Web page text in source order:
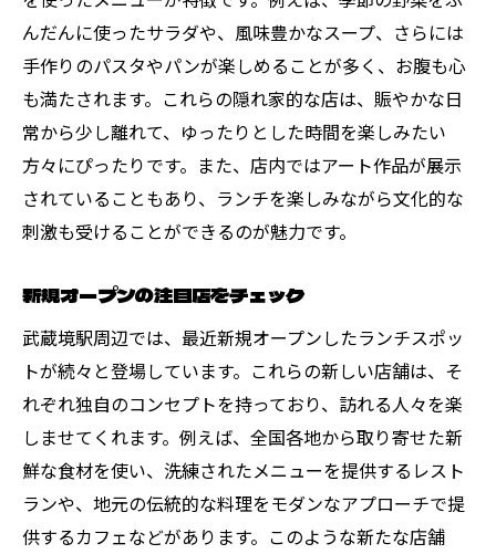
んだんに使ったサラダや、風味豊かなスープ、さらには
手作りのパスタやパンが楽しめることが多く、お腹も心
も満たされます。これらの隠れ家的な店は、賑やかな日
常から少し離れて、ゆったりとした時間を楽しみたい
方々にぴったりです。また、店内ではアート作品が展示
されていることもあり、ランチを楽しみながら文化的な
刺激も受けることができるのが魅力です。
新規オープンの注目店をチェック
武蔵境駅周辺では、最近新規オープンしたランチスポッ
トが続々と登場しています。これらの新しい店舗は、そ
れぞれ独自のコンセプトを持っており、訪れる人々を楽
しませてくれます。例えば、全国各地から取り寄せた新
鮮な食材を使い、洗練されたメニューを提供するレスト
ランや、地元の伝統的な料理をモダンなアプローチで提
供するカフェなどがあります。このような新たな店舗